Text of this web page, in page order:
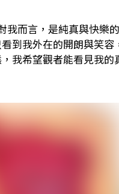
我而言，是純真與快樂
到我外在的開朗與笑
我希望觀者能看見我的